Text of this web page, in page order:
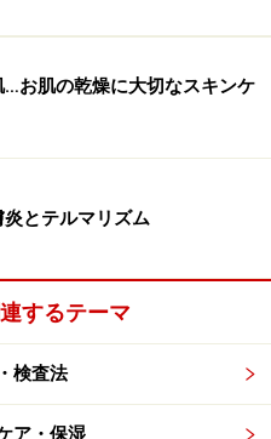
れ、IgE抗体が肥満細胞に働
花粉のIgE抗体が形質細胞
す。IgE抗体が白血球（特
や化学物質を産生させ、鼻
や鼻水が出てきます。粘
りになります。
お肌の乾燥に大切なスキンケ
とテルマリズム
するテーマ
検査法